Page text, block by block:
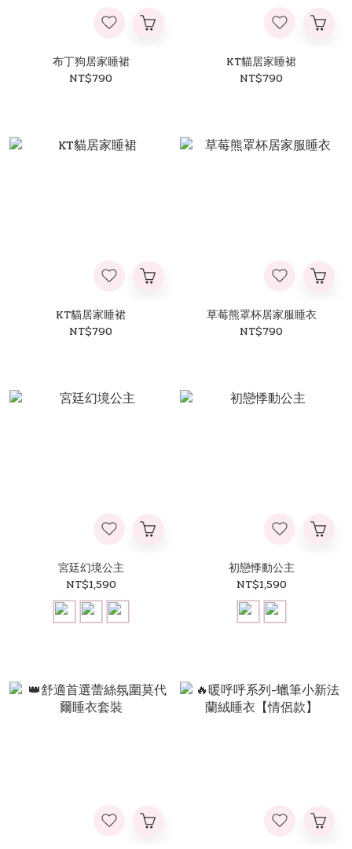
布丁狗居家睡裙
NT$790
KT貓居家睡裙
NT$790
KT貓居家睡裙
NT$790
草莓熊罩杯居家服睡衣
NT$790
宮廷幻境公主
NT$1,590
初戀悸動公主
NT$1,590